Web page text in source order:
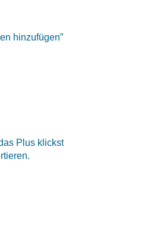
hinzufügen”
Plus klickst